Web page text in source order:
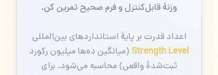
وزنهٔ قابل‌کنترل و فرم صحیح تمرین کن.
اعداد قدرت بر پایهٔ استانداردهای بین‌المللی
Strength Level (میانگین ده‌ها میلیون رکورد
ثبت‌شدهٔ واقعی) محاسبه می‌شود. برای